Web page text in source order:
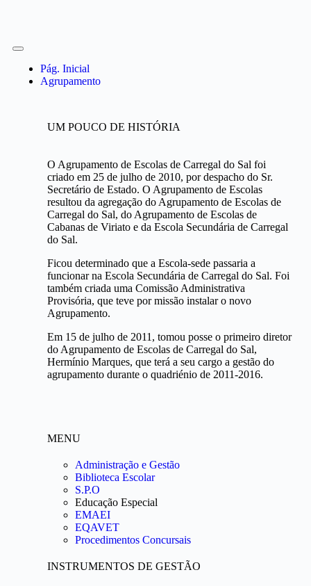
Pág. Inicial
Agrupamento
UM POUCO DE HISTÓRIA
O Agrupamento de Escolas de Carregal do Sal foi
criado em 25 de julho de 2010, por despacho do Sr.
Secretário de Estado. O Agrupamento de Escolas
resultou da agregação do Agrupamento de Escolas de
Carregal do Sal, do Agrupamento de Escolas de
Cabanas de Viriato e da Escola Secundária de Carregal
do Sal.
Ficou determinado que a Escola-sede passaria a
funcionar na Escola Secundária de Carregal do Sal. Foi
também criada uma Comissão Administrativa
Provisória, que teve por missão instalar o novo
Agrupamento.
Em 15 de julho de 2011, tomou posse o primeiro diretor
do Agrupamento de Escolas de Carregal do Sal,
Hermínio Marques, que terá a seu cargo a gestão do
agrupamento durante o quadriénio de 2011-2016.
MENU
Administração e Gestão
Biblioteca Escolar
S.P.O
Educação Especial
EMAEI
EQAVET
Procedimentos Concursais
INSTRUMENTOS DE GESTÃO